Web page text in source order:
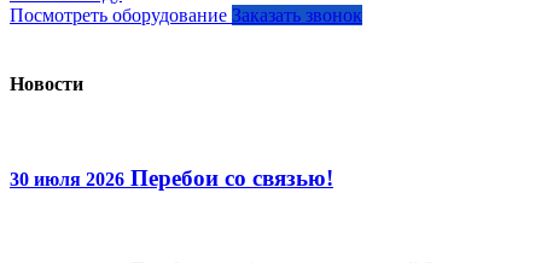
Посмотреть оборудование Заказать звонок
Новости
30 июля 2026 Перебои со связью!